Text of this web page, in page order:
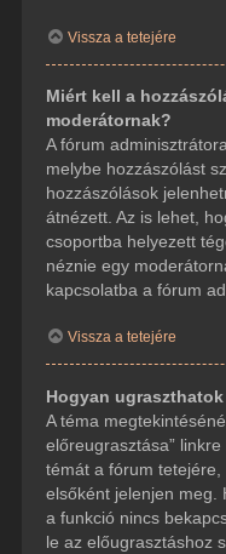
Vissza a tetejére
Miért kell a
moderátornak?
A fórum
melybe hozzászólást
hozzászólások
átnézett. Az is lehet,
csoportba helyezett
néznie egy
kapcsolatba a fórum
Vissza a tetejére
Hogyan
A téma
előreugrasztása”
témát a fórum
elsőként jelenjen meg.
a funkció nincs
le az előugrasztáshoz